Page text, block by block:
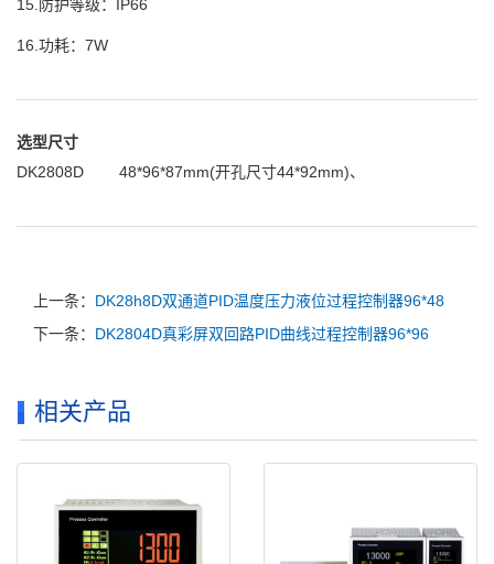
15.防护等级：IP66
16.功耗：7W
选型尺寸
DK2808D 48*96*87mm(开孔尺寸44*92mm)、
上一条： DK28h8D双通道PID温度压力液位过程控制器96*48
下一条： DK2804D真彩屏双回路PID曲线过程控制器96*96
相关产品